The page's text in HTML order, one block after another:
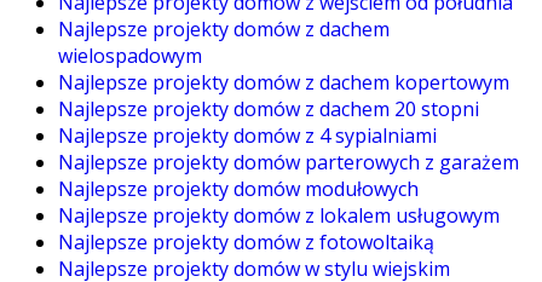
Najlepsze projekty domów z dachem
wielospadowym
Najlepsze projekty domów z dachem kopertowym
Najlepsze projekty domów z dachem 20 stopni
Najlepsze projekty domów z 4 sypialniami
Najlepsze projekty domów parterowych z garażem
Najlepsze projekty domów modułowych
Najlepsze projekty domów z lokalem usługowym
Najlepsze projekty domów z fotowoltaiką
Najlepsze projekty domów w stylu wiejskim